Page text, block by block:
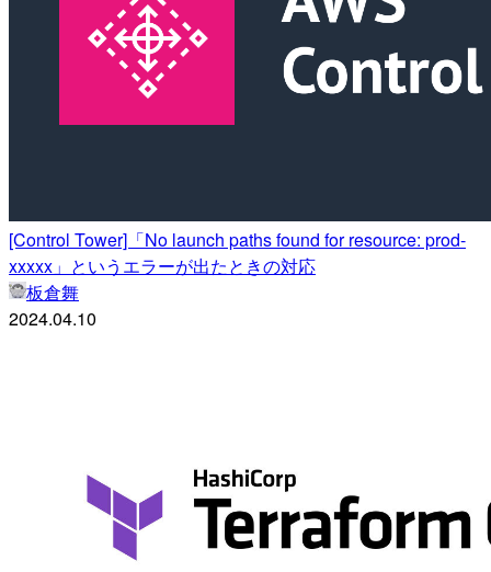
[Control Tower]「No launch paths found for resource: prod-
xxxxx」というエラーが出たときの対応
板倉舞
2024.04.10